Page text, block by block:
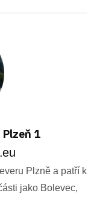
1
Plzně a patří k
jako Bolevec,